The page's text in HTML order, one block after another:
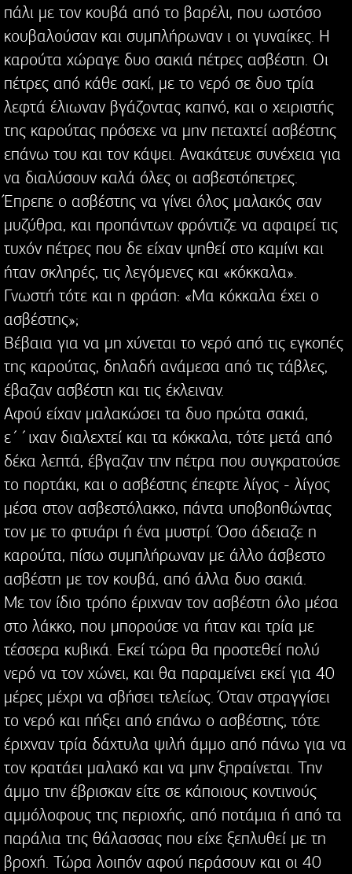
πάλι με τον κουβά από το βαρέλι, που ωστόσο
κουβαλούσαν και συμπλήρωναν ι οι γυναίκες. Η
καρούτα χώραγε δυο σακιά πέτρες ασβέστη. Οι
πέτρες από κάθε σακί, με το νερό σε δυο τρία
λεφτά έλιωναν βγάζοντας καπνό, και ο χειριστής
της καρούτας πρόσεχε να μην πεταχτεί ασβέστης
επάνω του και τον κάψει. Ανακάτευε συνέχεια για
να διαλύσουν καλά όλες οι ασβεστόπετρες.
Έπρεπε ο ασβέστης να γίνει όλος μαλακός σαν
μυζύθρα, και προπάντων φρόντιζε να αφαιρεί τις
τυχόν πέτρες που δε είχαν ψηθεί στο καμίνι και
ήταν σκληρές, τις λεγόμενες και «κόκκαλα».
Γνωστή τότε και η φράση: «Μα κόκκαλα έχει ο
ασβέστης»;
Βέβαια για να μη χύνεται το νερό από τις εγκοπές
της καρούτας, δηλαδή ανάμεσα από τις τάβλες,
έβαζαν ασβέστη και τις έκλειναν.
Αφού είχαν μαλακώσει τα δυο πρώτα σακιά,
ε΄΄ιχαν διαλεχτεί και τα κόκκαλα, τότε μετά από
δέκα λεπτά, έβγαζαν την πέτρα που συγκρατούσε
το πορτάκι, και ο ασβέστης έπεφτε λίγος - λίγος
μέσα στον ασβεστόλακκο, πάντα υποβοηθώντας
τον με το φτυάρι ή ένα μυστρί. Όσο άδειαζε η
καρούτα, πίσω συμπλήρωναν με άλλο άσβεστο
ασβέστη με τον κουβά, από άλλα δυο σακιά.
Με τον ίδιο τρόπο έριχναν τον ασβέστη όλο μέσα
στο λάκκο, που μπορούσε να ήταν και τρία με
τέσσερα κυβικά. Εκεί τώρα θα προστεθεί πολύ
νερό να τον χώνει, και θα παραμείνει εκεί για 40
μέρες μέχρι να σβήσει τελείως. Όταν στραγγίσει
το νερό και πήξει από επάνω ο ασβέστης, τότε
έριχναν τρία δάχτυλα ψιλή άμμο από πάνω για να
τον κρατάει μαλακό και να μην ξηραίνεται. Την
άμμο την έβρισκαν είτε σε κάποιους κοντινούς
αμμόλοφους της περιοχής, από ποτάμια ή από τα
παράλια της θάλασσας που είχε ξεπλυθεί με τη
βροχή. Τώρα λοιπόν αφού περάσουν και οι 40